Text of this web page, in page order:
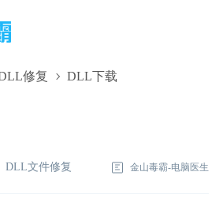
修复 DLL下载
下载,zChatApp.dll修复
DLL文件修复 金山毒霸-电脑医生